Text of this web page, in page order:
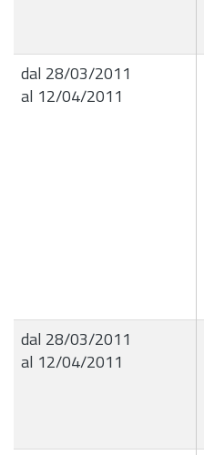
dal 28/03/2011
al 12/04/2011
dal 28/03/2011
al 12/04/2011